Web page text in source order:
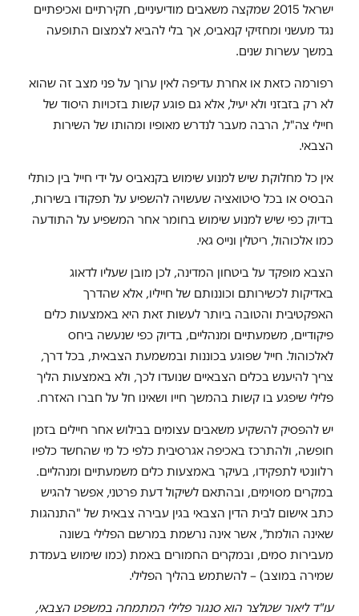
ישראל 2015 שמקצה משאבים מודיעיניים, חקירתיים ואכיפתיים
נגד מעשני ומחזיקי קנאביס, אך בלי להביא לצמצום התופעה
במשך עשרות שנים.
רפורמה כזאת או אחרת עדיפה לאין ערוך על פני מצב זה שהוא
לא רק בזבזני ולא יעיל, אלא גם פוגע קשות בזכויות היסוד של
חיילי צה"ל, הרבה מעבר לנדרש מאופיו ומהותו של השירות
הצבאי.
אין כל מחלוקת שיש למנוע שימוש בקנאביס על ידי חייל בין כותלי
הבסיס או בכל סיטואציה שעשויה להשפיע על תפקודו בשירות,
בדיוק כפי שיש למנוע שימוש בחומר אחר המשפיע על התודעה
כמו אלכוהול, ריטלין ונייס גאי.
הצבא מופקד על ביטחון המדינה, לכן מובן שעליו לדאוג
באדיקות לכשירותם וכוננותם של חייליו, אלא שהדרך
האפקטיבית והטובה ביותר לעשות זאת היא באמצעות כלים
פיקודיים, משמעתיים ומנהליים, בדיוק כפי שנעשה ביחס
לאלכוהול. חייל שפוגע בכוננות ובמשמעת הצבאית, בכל דרך,
צריך להיענש בכלים הצבאיים שנועדו לכך, ולא באמצעות הליך
פלילי שיפגע בו קשות בהמשך חייו ושאינו חל על חברו האזרח.
יש להפסיק להשקיע משאבים עצומים בבילוש אחר חיילים בזמן
חופשה, ולהתרכז באכיפה אגרסיבית כלפי כל מי שהחשד כלפיו
רלוונטי לתפקידו, בעיקר באמצעות כלים משמעתיים ומנהליים.
במקרים מסוימים, ובהתאם לשיקול דעת פרטני, אפשר להגיש
כתב אישום לבית הדין הצבאי בגין עבירה צבאית של "התנהגות
שאינה הולמת", אשר אינה נרשמת במרשם הפלילי בשונה
מעבירות סמים, ובמקרים החמורים באמת (כמו שימוש בעמדת
שמירה במוצב) – להשתמש בהליך הפלילי.
עו"ד ליאור שטלצר הוא סנגור פלילי המתמחה במשפט הצבאי,